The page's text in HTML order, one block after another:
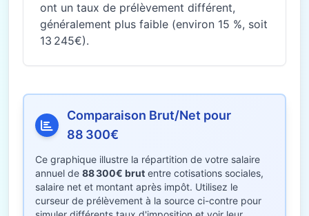
ont un taux de prélèvement différent,
généralement plus faible (environ 15 %, soit
13 245€).
Comparaison Brut/Net pour
88 300€
Ce graphique illustre la répartition de votre salaire
annuel de 88 300€ brut entre cotisations sociales,
salaire net et montant après impôt. Utilisez le
curseur de prélèvement à la source ci-contre pour